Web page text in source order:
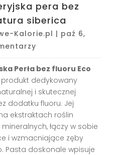
pera bez
siberica
Kalorie.pl | paź 6,
Perła bez fluoru Eco
dedykowany
i skutecznej
dodatku fluoru. Jej
ekstraktach roślin
łączy w sobie
i wzmacniające zęby
Pasta doskonale wpisuje